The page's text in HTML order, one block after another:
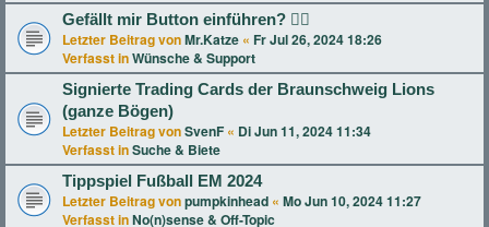
Gefällt mir Button einführen? 👍🏻
Letzter Beitrag vonMr.Katze « Fr Jul 26, 2024 18:26
Verfasst inWünsche & Support
Signierte Trading Cards der Braunschweig Lions
(ganze Bögen)
Letzter Beitrag vonSvenF « Di Jun 11, 2024 11:34
Verfasst inSuche & Biete
Tippspiel Fußball EM 2024
Letzter Beitrag vonpumpkinhead « Mo Jun 10, 2024 11:27
Verfasst inNo(n)sense & Off-Topic